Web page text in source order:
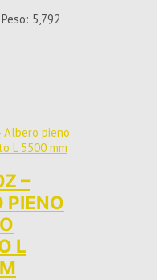
5,792
–
PIENO
L